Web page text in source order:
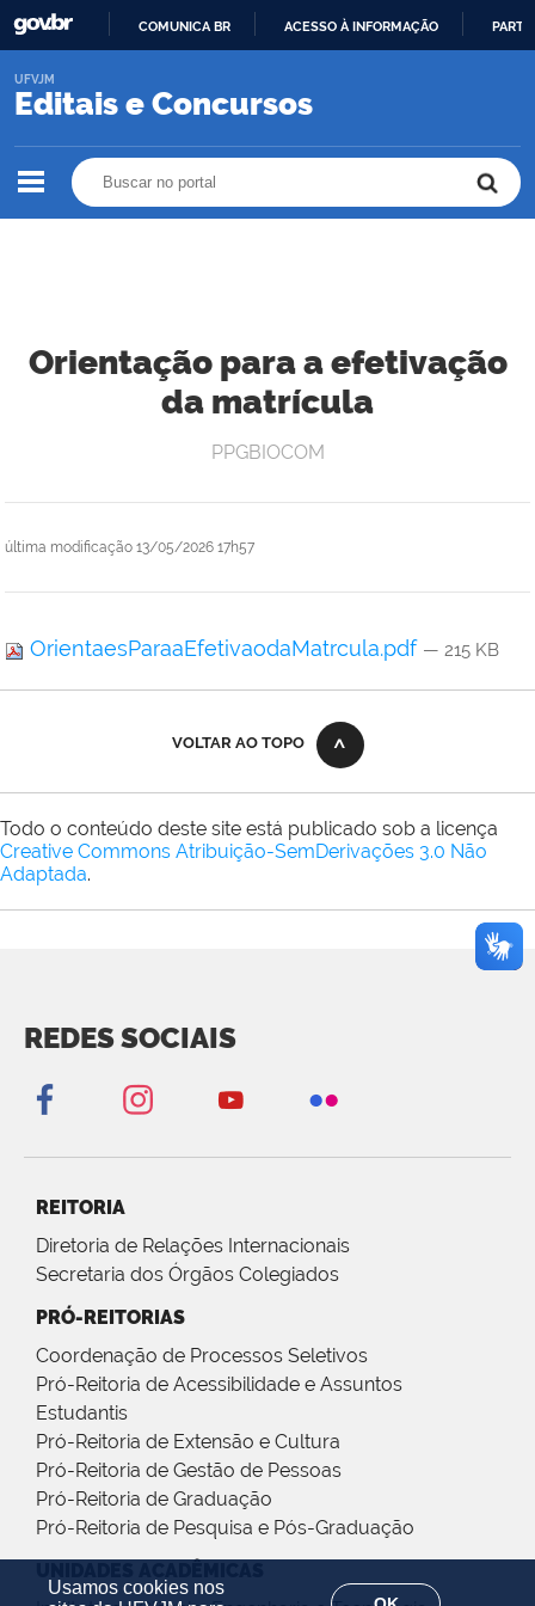
Usamos cookies nos
O
COMUNICA BR ACESSO À INFORMAÇÃO
Editais e Concursos
UFVJM
Orientação para a efetivação
da matrícula
última modificação 13/05/2026 17h57
PPGBIOCOM
OrientaesParaaEfetivaodaMatrcula.pdf — 215 KB
VOLTAR AO TOPO
Todo o conteúdo deste site está publicado sob a licença
Creative Commons Atribuição-SemDerivações 3.0 Não
Adaptada.
REDES SOCIAIS
REITORIA
Diretoria de Relações Internacionais
Secretaria dos Órgãos Colegiados
PRÓ-REITORIAS
Coordenação de Processos Seletivos
Pró-Reitoria de Acessibilidade e Assuntos
Estudantis
Pró-Reitoria de Extensão e Cultura
Pró-Reitoria de Gestão de Pessoas
Pró-Reitoria de Graduação
Pró-Reitoria de Pesquisa e Pós-Graduação